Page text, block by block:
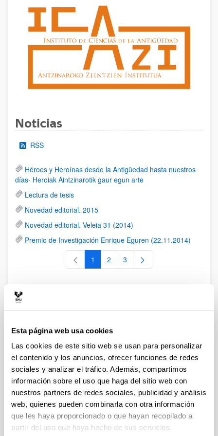
Esta página web usa cookies
Las cookies de este sitio web se usan para personalizar
el contenido y los anuncios, ofrecer funciones de redes
sociales y analizar el tráfico. Además, compartimos
información sobre el uso que haga del sitio web con
nuestros partners de redes sociales, publicidad y análisis
web, quienes pueden combinarla con otra información
que les haya proporcionado o que hayan recopilado a
partir del uso que haya hecho de sus servicios.
Noticias
RSS
Héroes y Heroínas desde la Antigüedad hasta nuestros
días- Heroiak Aintzinarotik gaur egun arte
Lectura de tesis
Novedad editorial. 2015
Novedad editorial. Veleia 31 (2014)
Premio de Investigación Enrique Eguren (22.11.2014)
Página
1 Página
2 Página
3
Eventos
2018. Noviembre. Coloquio "Memoria Civitatum"
2018. Octubre-noviembre. Conferencias "Lecturas de la
Antigüedad"
2018. Mayo. Seminario "Imágenes de poder II. La mujer
en las religiones del Mundo Antiguo"
2018. Mayo. Seminario "Clasicismo y fascismo: una
aproximación a las relaciones entre España e Italia"
2017. Noviembre. IV Simposio de la Sección del País